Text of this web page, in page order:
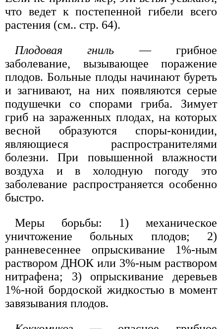
что ведет к постепенной гибели всего
растения (см.. стр. 64).
Плодовая гниль — грибное
заболевание, вызывающее поражение
плодов. Больные плоды начинают буреть
и загнивают, на них появляются серые
подушечки со спорами гриба. Зимует
гриб на зараженных плодах, на которых
весной образуются споры-конидии,
являющиеся распространителями
болезни. При повышенной влажности
воздуха и в холодную погоду это
заболевание распространяется особенно
быстро.
Меры борьбы: 1) механическое
уничтожение больных плодов; 2)
ранневесеннее опрыскивание 1%-ным
раствором ДНОК или 3%-ным раствором
нитрафена; 3) опрыскивание деревьев
1%-ной бордоской жидкостью в момент
завязывания плодов.